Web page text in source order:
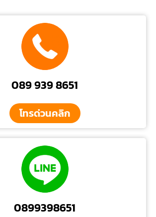
089 939 8651
โทรด่วนคลิก
0899398651